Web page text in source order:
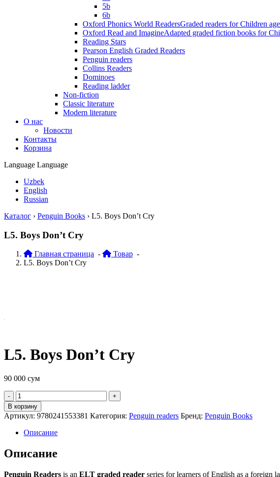
5b
6b
Oxford Phonics World ReadersGraded readers for Children
Oxford Read and ImagineAdapted graded fiction books for
Reading Stars
Pearson English Graded Readers
Penguin readers
Collins Readers
Dominoes
Reading ladder
Non-fiction
Classic literature
Modern literature
О нас
Новости
Контакты
Корзина
Language Language
Uzbek
English
Russian
Каталог › Penguin Books › L5. Boys Don’t Cry
L5. Boys Don’t Cry
Главная страница - Товар -
L5. Boys Don’t Cry
L5. Boys Don’t Cry
90 000 сум
Quantity
В корзину
Артикул: 9780241553381 Категория: Penguin readers Бренд: Penguin Books
Описание
Описание
Penguin Readers is an ELT graded reader series for learners of English as a foreign